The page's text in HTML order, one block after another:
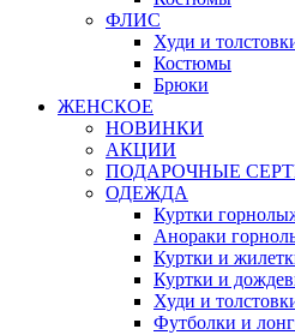
ФЛИС
Худи и
Костюмы
Брюки
ЖЕНСКОЕ
НОВИНКИ
АКЦИИ
ПОДАРОЧНЫЕ
ОДЕЖДА
Куртки
Анораки
Куртки и
Куртки и
Худи и
Футболки и